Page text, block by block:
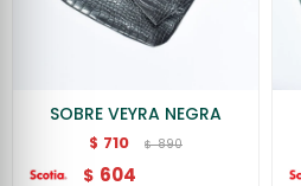
SOBRE VEYRA NEGRA
$ 710 $ 890
$ 604